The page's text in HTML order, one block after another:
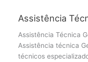
Assistência
Assistência Técnica
Assistência técnica
técnicos